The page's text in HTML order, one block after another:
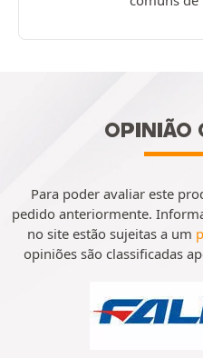
OPINIÃO
Para poder avaliar este
pedido anteriormente.
no site estão sujeitas a um
opiniões são classificadas